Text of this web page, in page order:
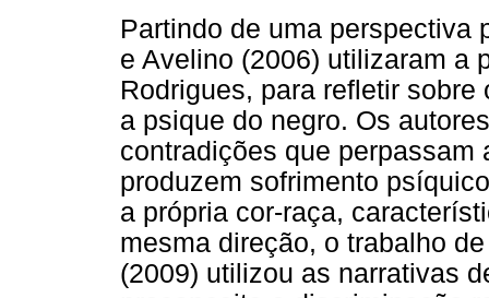
Partindo de uma perspectiva
e Avelino (2006) utilizaram a
Rodrigues, para refletir
a psique do negro. Os
contradições que perpassam
produzem sofrimento
a própria cor-raça,
mesma direção, o trabalho
(2009) utilizou as narrativas